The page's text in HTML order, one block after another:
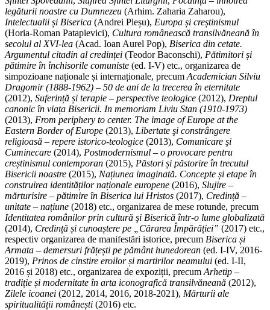
legăturii noastre cu Dumnezeu (Arhim. Zaharia Zaharou),
Intelectualii și Biserica (Andrei Pleșu), Europa și creștinismul
(Horia-Roman Patapievici), Cultura românească transilvăneană în
secolul al XVI-lea (Acad. Ioan Aurel Pop), Biserica din cetate.
Argumentul citadin al credinței (Teodor Baconschi), Pătimitori și
pătimire în închisorile comuniste (ed. I-V) etc., organizarea de
simpozioane naționale și internaționale, precum Academician Silviu
Dragomir (1888-1962) – 50 de ani de la trecerea în eternitate
(2012), Suferință și terapie – perspective teologice (2012), Dreptul
canonic în viața Bisericii. In memoriam Liviu Stan (1910-1973)
(2013), From periphery to center. The image of Europe at the
Eastern Border of Europe (2013), Libertate şi constrângere
religioasă – repere istorico-teologice (2013), Comunicare şi
Cuminecare (2014), Postmodernismul – o provocare pentru
creștinismul contemporan (2015), Păstori și păstorire în trecutul
Bisericii noastre (2015), Națiunea imaginată. Concepte și etape în
construirea identităților naționale europene (2016), Slujire –
mărturisire – pătimire în Biserica lui Hristos (2017), Credință –
unitate – națiune (2018) etc., organizarea de mese rotunde, precum
Identitatea românilor prin cultură şi Biserică într-o lume globalizată
(2014), Credință și cunoaștere pe „Cărarea Împărăției” (2017) etc.,
respectiv organizarea de manifestări istorice, precum Biserica și
Armata – demersuri frățești pe pământ hunedorean (ed. I-IV, 2016-
2019), Prinos de cinstire eroilor și martirilor neamului (ed. I-II,
2016 și 2018) etc., organizarea de expoziții, precum Arhetip –
tradiție și modernitate în arta iconografică transilvăneană (2012),
Zilele icoanei (2012, 2014, 2016, 2018-2021), Mărturii ale
spiritualității românești (2016) etc.